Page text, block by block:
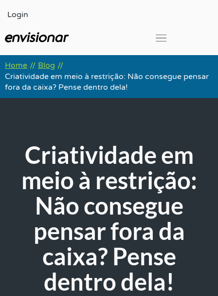
para
conteúdo
Login
Home // Blog //
Criatividade em meio à restrição: Não consegue pensar
fora da caixa? Pense dentro dela!
Criatividade em
meio à restrição:
Não consegue
pensar fora da
caixa? Pense
dentro dela!